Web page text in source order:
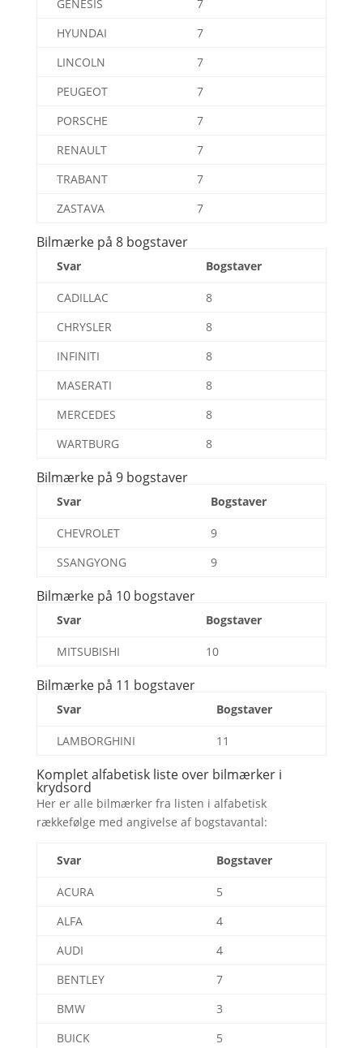
GENESIS
7
HYUNDAI
7
LINCOLN
7
PEUGEOT
7
PORSCHE
7
RENAULT
7
TRABANT
7
ZASTAVA
7
Bilmærke på 8 bogstaver
Svar Bogstaver
CADILLAC
8
CHRYSLER
8
INFINITI
8
MASERATI
8
MERCEDES
8
WARTBURG
8
Bilmærke på 9 bogstaver
Svar Bogstaver
CHEVROLET
9
SSANGYONG
9
Bilmærke på 10 bogstaver
Svar Bogstaver
MITSUBISHI 10
Bilmærke på 11 bogstaver
Svar Bogstaver
LAMBORGHINI 11
Komplet alfabetisk liste over bilmærker i
krydsord
Her er alle bilmærker fra listen i alfabetisk
rækkefølge med angivelse af bogstavantal:
Svar Bogstaver
ACURA
5
ALFA
4
AUDI
4
BENTLEY
7
BMW
3
BUICK
5